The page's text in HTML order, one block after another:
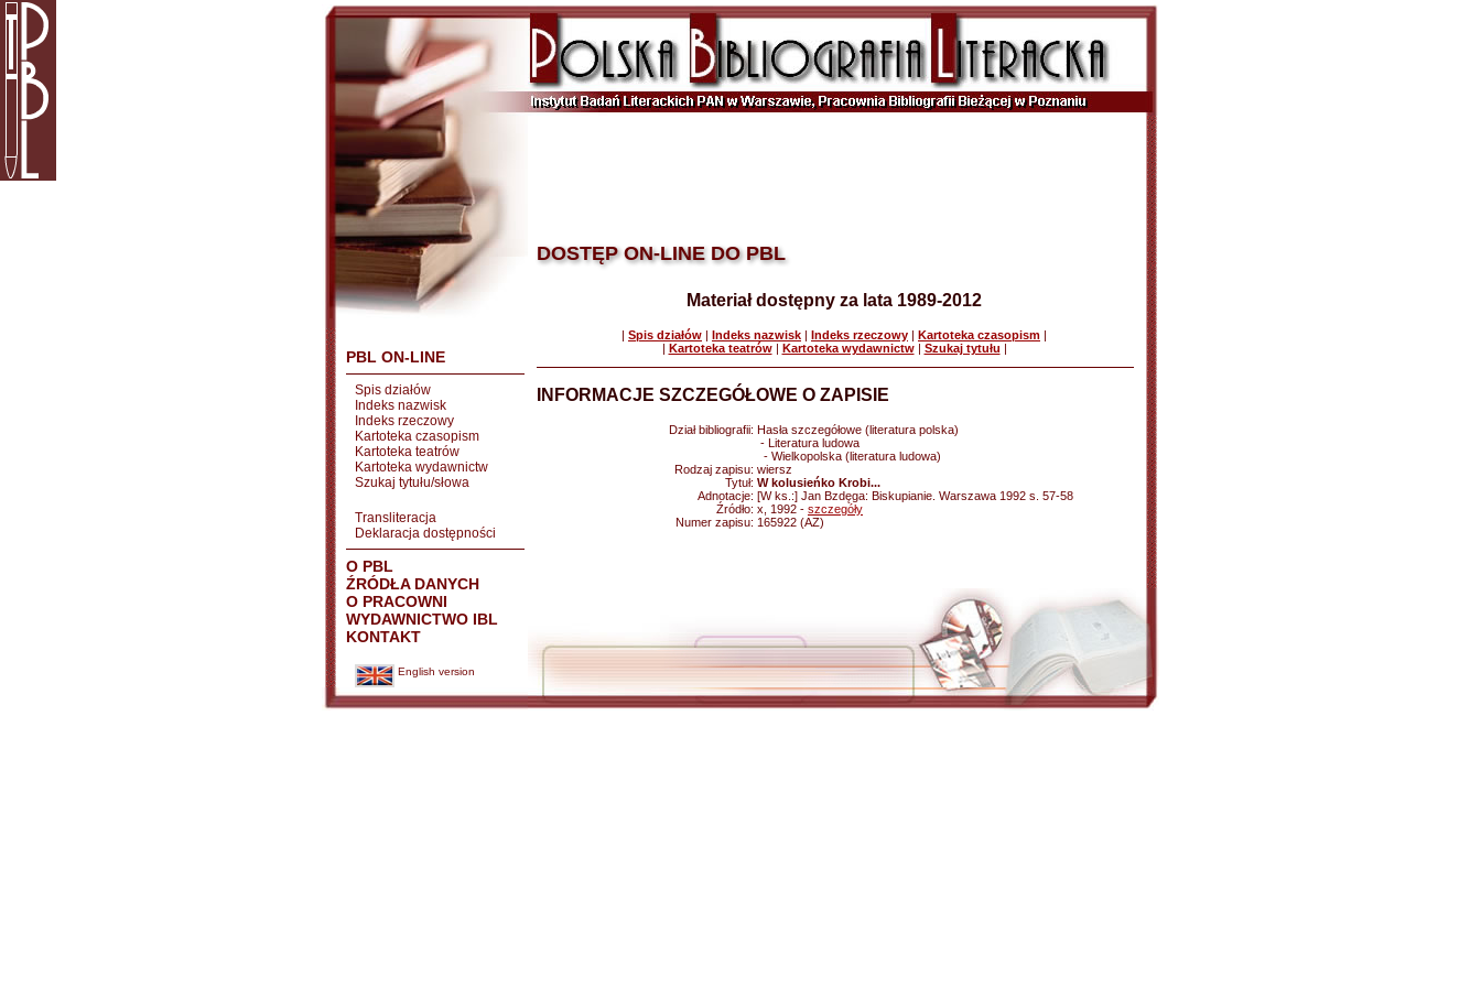
PBL ON-LINE
Spis działów
Indeks nazwisk
Indeks rzeczowy
Kartoteka czasopism
Kartoteka teatrów
Kartoteka wydawnictw
Szukaj tytułu/słowa
Transliteracja
Deklaracja dostępności
O PBL
ŹRÓDŁA DANYCH
O PRACOWNI
WYDAWNICTWO IBL
KONTAKT
English version
DOSTĘP ON-LINE DO PBL
Materiał dostępny za lata 1989-2012
| Spis działów | Indeks nazwisk | Indeks rzeczowy | Kartoteka czasopism |
| Kartoteka teatrów| Kartoteka wydawnictw| Szukaj tytułu |
INFORMACJE SZCZEGÓŁOWE O ZAPISIE
Dział bibliografii: Hasła szczegółowe (literatura polska)
- Literatura ludowa
- Wielkopolska (literatura ludowa)
Rodzaj zapisu: wiersz
Tytuł: W kolusieńko Krobi...
Adnotacje: [W ks.:] Jan Bzdęga: Biskupianie. Warszawa 1992 s. 57-58
Źródło: x, 1992 - szczegóły
Numer zapisu: 165922 (AZ)